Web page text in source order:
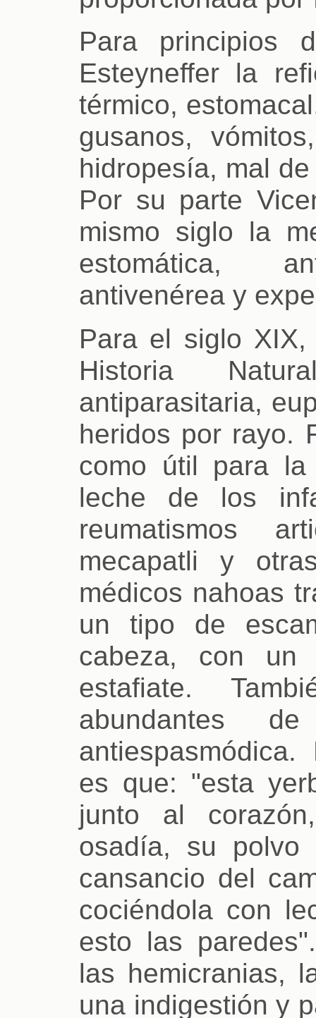
Para principios
Esteyneffer la
térmico,
gusanos,
hidropesía, mal
Por su parte
mismo siglo la
estomática,
antivenérea y
Para el siglo
Historia
antiparasitaria,
heridos por rayo.
como útil para
leche de los
reumatismos
mecapatli y
médicos nahoas
un tipo de
cabeza, con un
estafiate.
abundantes
es que: "esta
junto al
osadía, su
cansancio del
cociéndola con
esto las
las hemicranias,
una indigestión y